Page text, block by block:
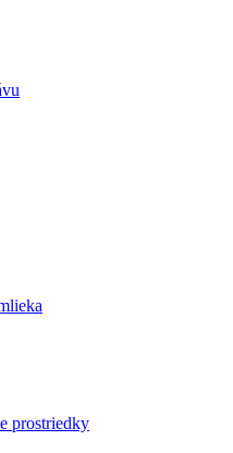
prostriedky